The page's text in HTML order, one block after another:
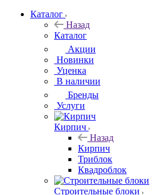
Каталог
Назад
Каталог
Акции
Новинки
Уценка
В наличии
Бренды
Услуги
Кирпич
Назад
Кирпич
Триблок
Квадроблок
Строительные блоки